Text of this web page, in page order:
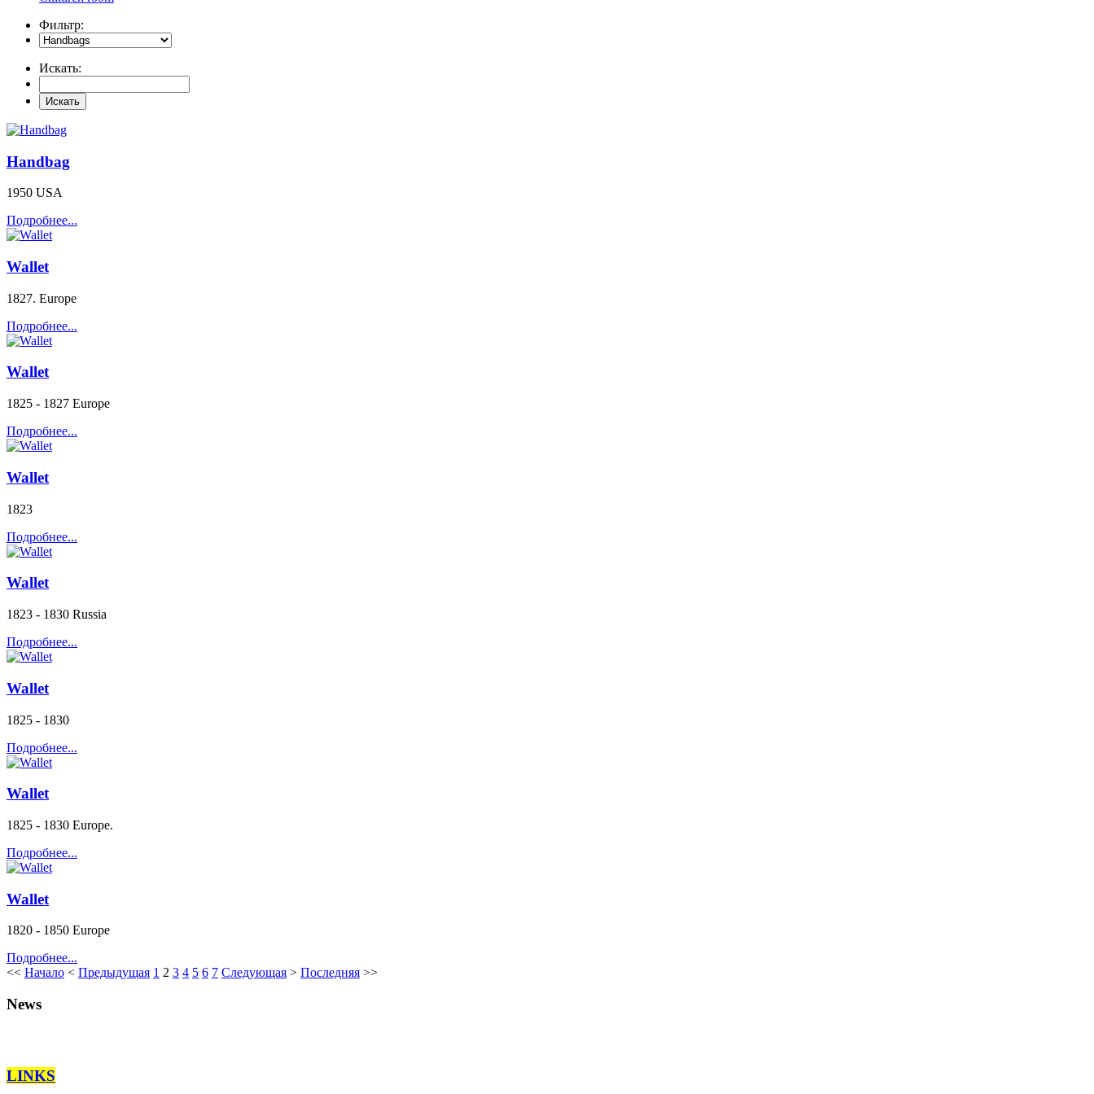
Фильтр:
Искать:
Handbag
1950 USA
Подробнее...
Wallet
1827. Europe
Подробнее...
Wallet
1825 - 1827 Europe
Подробнее...
Wallet
1823
Подробнее...
Wallet
1823 - 1830 Russia
Подробнее...
Wallet
1825 - 1830
Подробнее...
Wallet
1825 - 1830 Europe.
Подробнее...
Wallet
1820 - 1850 Europe
Подробнее...
<< Начало < Предыдущая 1 2 3 4 5 6 7 Следующая > Последняя >>
News
LINKS